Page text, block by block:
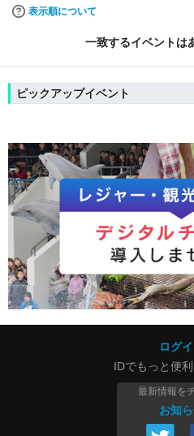
表示順について
一致するイベントは
ピックアップイベント
ログ
IDでもっと便
最新情報を
お知